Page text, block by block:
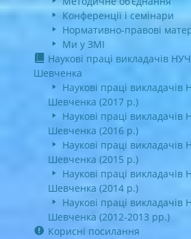
Конференції і семінари
Нормативно-правові
Ми у ЗМІ
Наукові праці викладачів
Шевченка
Наукові праці викладачів
Шевченка (2017 р.)
Наукові праці викладачів
Шевченка (2016 р.)
Наукові праці викладачів
Шевченка (2015 р.)
Наукові праці викладачів
Шевченка (2014 р.)
Наукові праці викладачів
Шевченка (2012-2013 рр.)
Корисні посилання